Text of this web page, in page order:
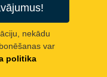
nekādu
var
politika